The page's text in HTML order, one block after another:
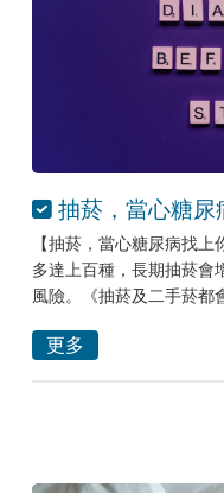
抽菸，當心糖尿
【抽菸，當心糖尿病找
多達上百種，長期抽菸會
風險。《抽菸及二手菸都
更多